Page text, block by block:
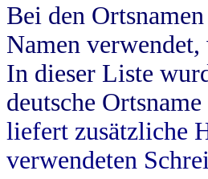
Bei den
Namen
In dieser Liste
deutsche
liefert zusätzliche
verwendeten